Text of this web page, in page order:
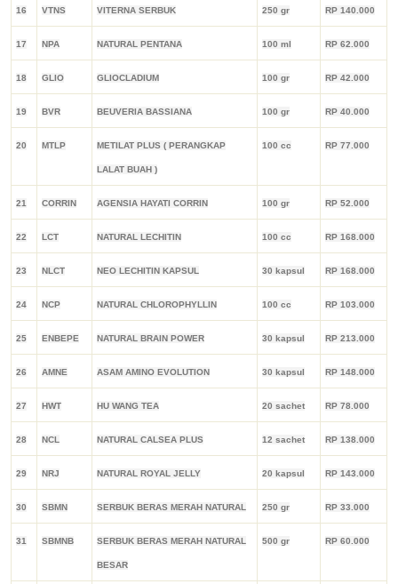
16 VTNS VITERNA SERBUK 250 gr RP 140.000
17 NPA NATURAL PENTANA 100 ml RP 62.000
18 GLIO GLIOCLADIUM 100 gr RP 42.000
19 BVR BEUVERIA BASSIANA 100 gr RP 40.000
20 MTLP METILAT PLUS ( PERANGKAP
LALAT BUAH )
100 cc RP 77.000
21 CORRIN AGENSIA HAYATI CORRIN 100 gr RP 52.000
22 LCT NATURAL LECHITIN 100 cc RP 168.000
23 NLCT NEO LECHITIN KAPSUL 30 kapsul RP 168.000
24 NCP NATURAL CHLOROPHYLLIN 100 cc RP 103.000
25 ENBEPE NATURAL BRAIN POWER 30 kapsul RP 213.000
26 AMNE ASAM AMINO EVOLUTION 30 kapsul RP 148.000
27 HWT HU WANG TEA 20 sachet RP 78.000
28 NCL NATURAL CALSEA PLUS 12 sachet RP 138.000
29 NRJ NATURAL ROYAL JELLY 20 kapsul RP 143.000
30 SBMN SERBUK BERAS MERAH NATURAL 250 gr RP 33.000
31 SBMNB SERBUK BERAS MERAH NATURAL
BESAR
500 gr RP 60.000